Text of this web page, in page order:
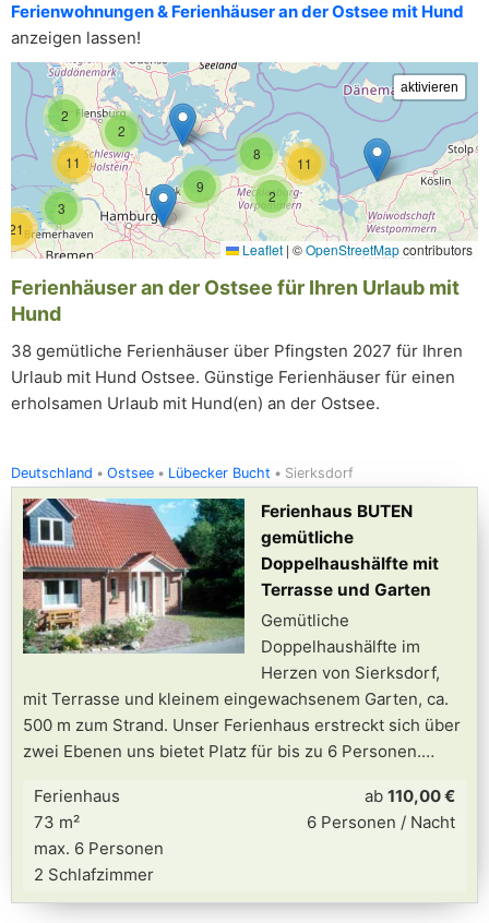
Ferienwohnungen & Ferienhäuser an der Ostsee mit Hund
anzeigen lassen!
9
8
2
11
2
2
3
21
11
Leaflet | ©OpenStreetMapcontributors
Ferienhäuser an der Ostsee für Ihren Urlaub mit
Hund
38 gemütliche Ferienhäuser über Pfingsten 2027 für Ihren
Urlaub mit Hund Ostsee. Günstige Ferienhäuser für einen
erholsamen Urlaub mit Hund(en) an der Ostsee.
Deutschland Ostsee Lübecker Bucht Sierksdorf
Ferienhaus BUTEN
gemütliche
Doppelhaushälfte mit
Terrasse und Garten
Gemütliche
Doppelhaushälfte im
Herzen von Sierksdorf,
mit Terrasse und kleinem eingewachsenem Garten, ca.
500 m zum Strand. Unser Ferienhaus erstreckt sich über
zwei Ebenen uns bietet Platz für bis zu 6 Personen.
Ferienhaus
73 m²
max. 6 Personen
2 Schlafzimmer
ab 110,00 €
6 Personen / Nacht